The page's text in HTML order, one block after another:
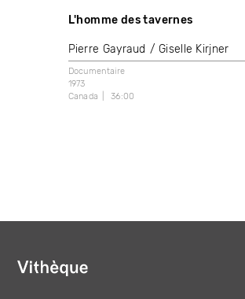
L'homme des tavernes
Pierre Gayraud Giselle Kirjner
Documentaire
1973
Canada
36:00